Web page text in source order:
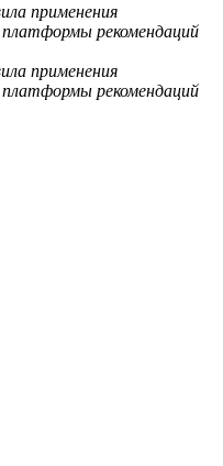
применения
рекомендаций
применения
рекомендаций